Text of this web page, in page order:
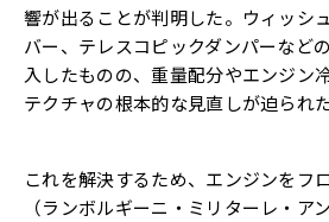
響が出ることが判明した。ウィッシ
バー、テレスコピックダンパーなど
入したものの、重量配分やエンジン
テクチャの根本的な見直しが迫られた
これを解決するため、エンジンをフ
（ランボルギーニ・ミリターレ・ア